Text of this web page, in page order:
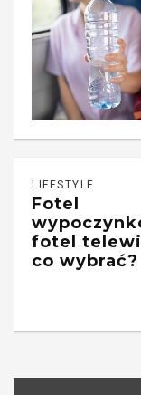
LIFESTYLE
Fotel
fotel
co wybrać?